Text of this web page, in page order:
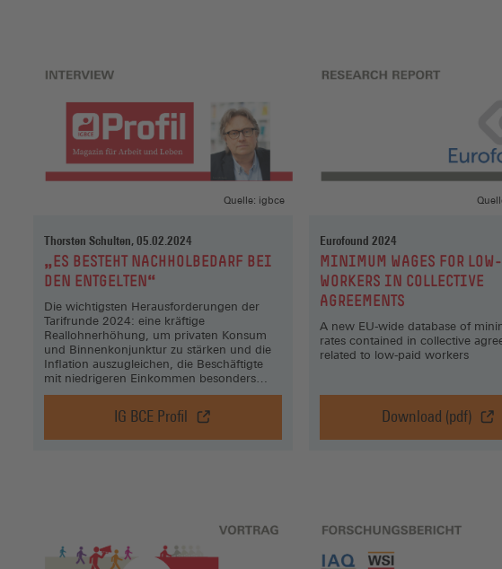
Download
(pdf)
(Öffnet
in
einem
der
(Öffnet
einem
Thorsten Schulten, 05.02.2024
:„ES BESTEHT NACHHOLBEDARF BEI
DEN ENTGELTEN“
Quelle: igbce
Die wichtigsten Herausforderungen der
Tarifrunde 2024: eine kräftige
Reallohnerhöhung, um privaten Konsum
und Binnenkonjunktur zu stärken und die
Inflation auszugleichen, die Beschäftigte
mit niedrigeren Einkommen besonders
trifft.
IG BCE Profil
„Es
besteht
Entgelten“,
IG
BCE
Eurofound 2024
:MINIMUM WAGES FOR
WORKERS IN COLLECTIVE
AGREEMENTS
A new EU-wide database of
rates contained in collective
related to low-paid workers
Download (pdf)
Minimum
wages
workers